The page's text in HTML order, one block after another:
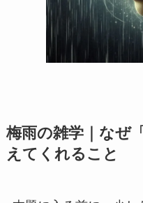
梅雨の雑学｜なぜ
えてくれること